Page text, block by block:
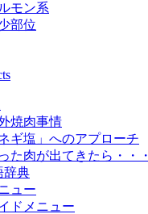
モン系
部位
焼肉事情
ネギ塩」へのアプローチ
た肉が出てきたら・・・
辞典
ュー
ドメニュー